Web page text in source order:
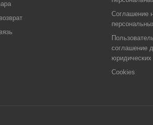
Соглашение
соглашение
Cookies